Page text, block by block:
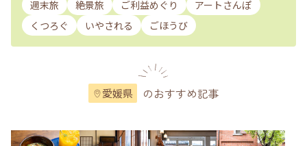
週末旅 絶景旅 ご利益めぐり
アートさんぽ
くつろぐ
いやされる ごほうび
愛媛県 のおすすめ記事